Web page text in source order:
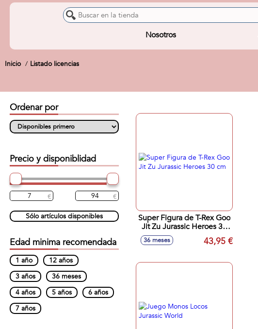
Nosotros
Inicio Listado licencias
Super Figura de T-Rex Goo
Jit Zu Jurassic Heroes 30
36 meses 43,95 €
Ordenar por
Precio y disponiblidad
Sólo artículos disponibles
Edad minima recomendada
1 año
12 años
3 años
36 meses
4 años
5 años
6 años
7 años